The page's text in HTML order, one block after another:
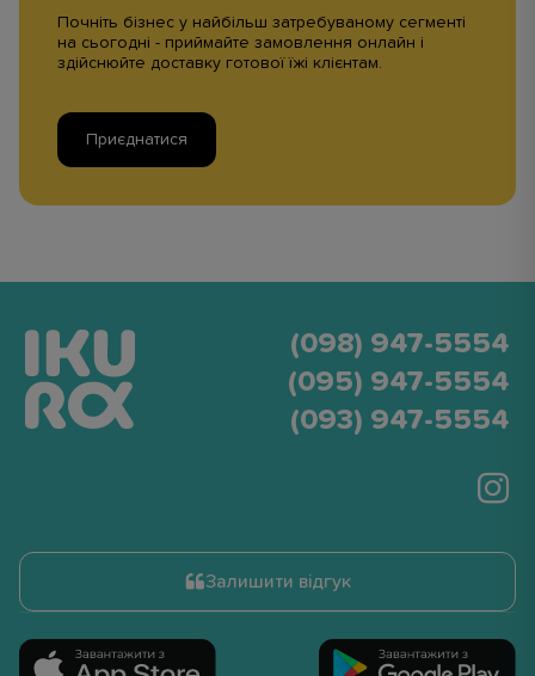
Почніть бізнес у найбільш затребуваному сегменті
на сьогодні - приймайте замовлення онлайн і
здійснюйте доставку готової їжі клієнтам.
Приєднатися
(098) 947-5554
(095) 947-5554
(093) 947-5554
Залишити відгук